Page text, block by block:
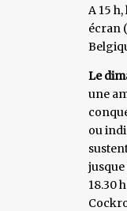
A 15
écran
Le
une
ou
jusque
18.30